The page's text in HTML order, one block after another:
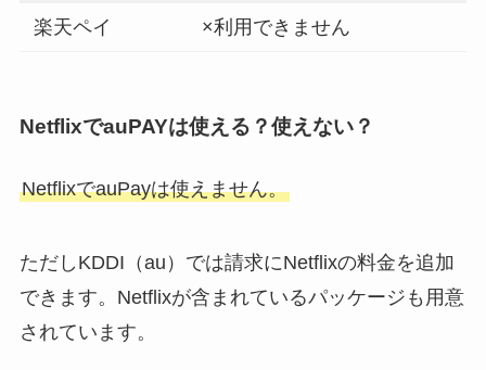
楽天ペイ ×利用できません
NetflixでauPAYは使える？使えない？
NetflixでauPayは使えません。
ただしKDDI（au）では請求にNetflixの料金を追加
できます。Netflixが含まれているパッケージも用意
されています。